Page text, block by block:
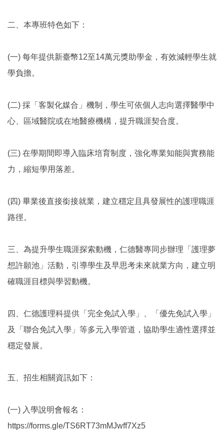
二、本專班特色如下：
(一) 每年提供新臺幣12至14萬元獎助學金，有效減輕學生就
學負擔。
(二) 採「客製化媒合」機制，學生可依個人志向選擇醫學中
心、區域醫院或在地醫療機構，提升職涯契合度。
(三) 在學期間即導入臨床培育制度，強化專業知能與實務能
力，縮短學用落差。
(四) 畢業後直接銜接就業，建立穩定且具發展性的護理職涯
路徑。
三、為提升學生職涯探索動機，仁德醫專同步辦理「護理夢
想許願池」活動，引導學生及早思考未來就業方向，建立明
確職涯目標與學習動機。
四、仁德護理科提供「完全免試入學」、「優先免試入學」
及「聯合免試入學」等多元入學管道，協助學生適性選擇並
穩定發展。
五、招生相關資訊如下：
(一) 入學說明會報名：
https://forms.gle/TS6RT73mMJwff7Xz5